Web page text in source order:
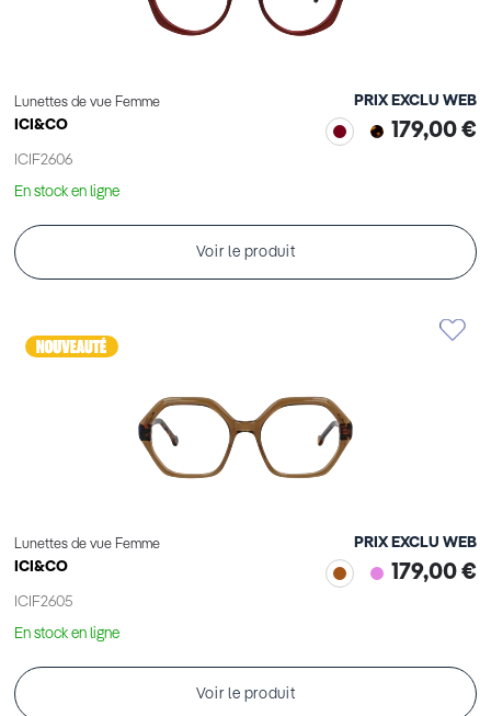
Lunettes de vue Femme
ICI&CO
ICIF2606
PRIX EXCLU WEB
179,00 €
En stock en ligne
Voir le produit
Lunettes de vue Femme
ICI&CO
ICIF2605
PRIX EXCLU WEB
179,00 €
En stock en ligne
Voir le produit